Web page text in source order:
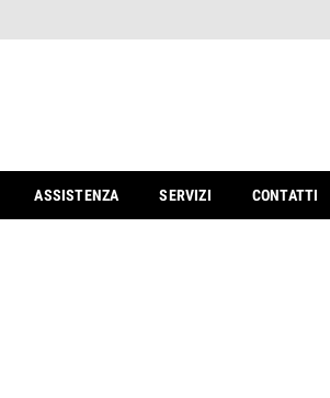
ASSISTENZA SERVIZI CONTATTI